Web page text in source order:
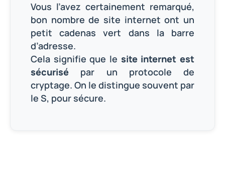
Vous l’avez certainement remarqué,
bon nombre de site internet ont un
petit cadenas vert dans la barre
d’adresse.
Cela signifie que le site internet est
sécurisé par un protocole de
cryptage. On le distingue souvent par
le S, pour sécure.